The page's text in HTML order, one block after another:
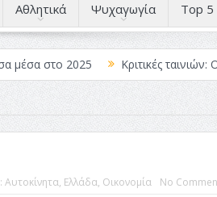
Αθλητικά Ψυχαγωγία Top 5
μέσα στο 2025
Κριτικές
Χωρίς Λέξεις
Σπιρτόκουτο: η
#517
Το νουάρ στον ελληνικό
Μορφές: Κι Όλες Σε Αφορούν
Αξίζει άραγε?
Αυτοκίνητα, Ελλάδα, Οικονομία No